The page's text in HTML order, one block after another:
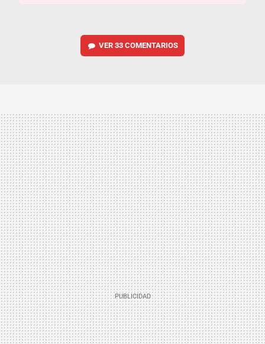
VER 33 COMENTARIOS